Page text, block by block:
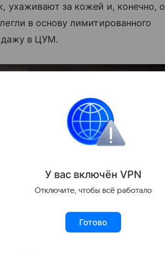
ухаживают за кожей и, конечно, о
в основу лимитированного
в ЦУМ.
У вас включён VPN
Отключите, чтобы всё работало
Готово